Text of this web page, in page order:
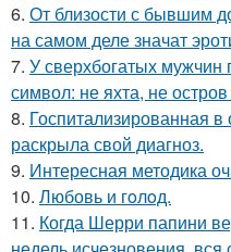
6. От близости с бывшим
на самом деле значат
7. У сверхбогатых мужчин
символ: не яхта, не
8. Госпитализированная
раскрыла свой диагноз.
9. Интересная методика
10. Любовь и гoлoд.
11. Когда Шерри папини